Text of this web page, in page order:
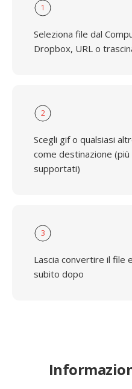
1
Seleziona file dal
Dropbox, URL o
2
Scegli gif o qualsiasi
come destinazione
supportati)
3
Lascia convertire il file
subito dopo